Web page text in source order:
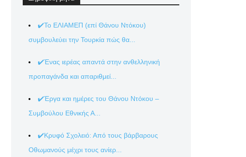
✔️Το ΕΛΙΑΜΕΠ (επί Θάνου Ντόκου)
συμβουλεύει την Τουρκία πώς θα...
✔️Ένας ιερέας απαντά στην ανθελληνική
προπαγάνδα και απαριθμεί...
✔️Έργα και ημέρες του Θάνου Ντόκου –
Συμβούλου Εθνικής Α...
✔️Κρυφό Σχολειό: Από τους βάρβαρους
Οθωμανούς μέχρι τους ανίερ...